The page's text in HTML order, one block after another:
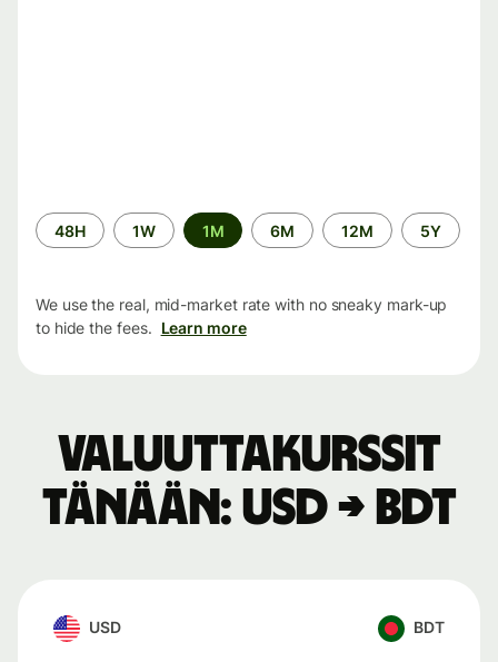
Time
period
48H 1W 1M 6M 12M 5Y
We use the real, mid-market rate with no sneaky mark-up
to hide the fees. Learn more
Valuuttakurssit
tänään: USD → BDT
USD BDT